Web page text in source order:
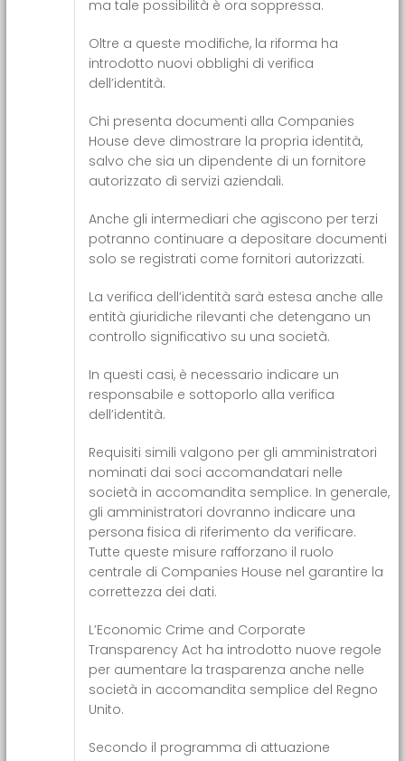
ma tale possibilità è ora soppressa.
Oltre a queste modifiche, la riforma ha
introdotto nuovi obblighi di verifica
dell’identità.
Chi presenta documenti alla Companies
House deve dimostrare la propria identità,
salvo che sia un dipendente di un fornitore
autorizzato di servizi aziendali.
Anche gli intermediari che agiscono per terzi
potranno continuare a depositare documenti
solo se registrati come fornitori autorizzati.
La verifica dell’identità sarà estesa anche alle
entità giuridiche rilevanti che detengano un
controllo significativo su una società.
In questi casi, è necessario indicare un
responsabile e sottoporlo alla verifica
dell’identità.
Requisiti simili valgono per gli amministratori
nominati dai soci accomandatari nelle
società in accomandita semplice. In generale,
gli amministratori dovranno indicare una
persona fisica di riferimento da verificare.
Tutte queste misure rafforzano il ruolo
centrale di Companies House nel garantire la
correttezza dei dati.
L’Economic Crime and Corporate
Transparency Act ha introdotto nuove regole
per aumentare la trasparenza anche nelle
società in accomandita semplice del Regno
Unito.
Secondo il programma di attuazione